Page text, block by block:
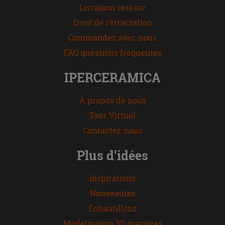
Livraison sereine
Droit de rétractation
Commandez avec nous
FAQ questions fréquentes
IPERCERAMICA
À propos de nous
Tour Virtuel
Contactez-nous
Plus d’idées
Inspirations
Nouveautés
Échantillons